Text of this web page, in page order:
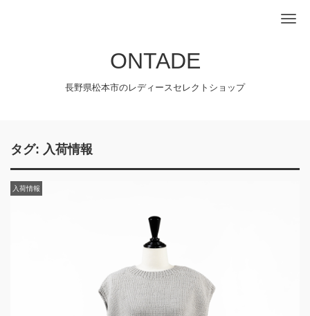
ONTADE
長野県松本市のレディースセレクトショップ
タグ: 入荷情報
入荷情報